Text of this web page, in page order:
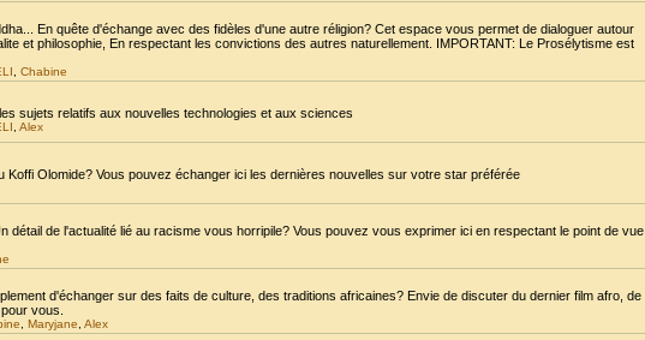
En quête d'échange avec des fidèles d'une autre réligion? Cet espace vous permet de dialoguer autour
et philosophie, En respectant les convictions des autres naturellement. IMPORTANT: Le Prosélytisme est
Chabine
sujets relatifs aux nouvelles technologies et aux sciences
Alex
Koffi Olomide? Vous pouvez échanger ici les dernières nouvelles sur votre star préférée
détail de l'actualité lié au racisme vous horripile? Vous pouvez vous exprimer ici en respectant le point de vue
d'échanger sur des faits de culture, des traditions africaines? Envie de discuter du dernier film afro, de
vous.
Maryjane Alex